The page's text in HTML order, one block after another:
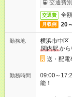
交通費
交通費 全
月収例 20
勤務地
横浜市中区
関内駅か
送・配電
勤務時間
09:00～
能！